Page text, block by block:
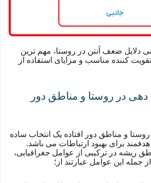
جانبی
دلایل ضعف آنتن در روستا، مهم ترین
کننده مناسب و مزایای استفاده از
در روستا و مناطق دور
روستا و مناطق دور افتاده یک انتخاب ساده
برای بهبود ارتباطات می باشد.
ریشه در ترکیبی از عوامل جغرافیایی،
جمله این عوامل عبارتند از؛